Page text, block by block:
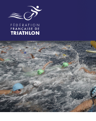
Panneau de gestion